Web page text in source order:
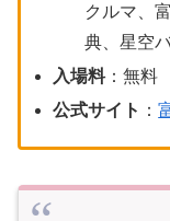
クルマ、
典、星空
入場料：無料
公式サイト ：